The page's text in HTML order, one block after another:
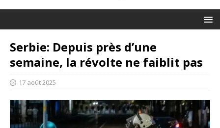
Serbie: Depuis près d’une
semaine, la révolte ne faiblit pas
17 août 2025